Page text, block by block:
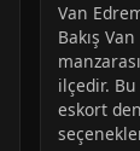
Van
Bakış
ilçedir.
eskort